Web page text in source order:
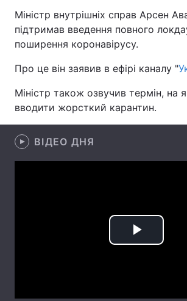
Головна Війна
Спорт Наука
Техно і зв'язок
Зброя Інциденти
Погода
Регіони
Міністр внутрішніх справ Арсен
підтримав введення повного
поширення коронавірусу.
Про це він заявив в ефірі каналу "
Міністр також озвучив термін, на
вводити жорсткий карантин.
ВІДЕО ДНЯ
Play